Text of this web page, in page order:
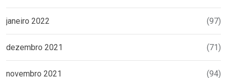
janeiro 2022 (97)
dezembro 2021 (71)
novembro 2021 (94)